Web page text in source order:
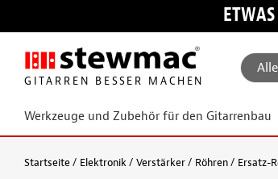
GITARREN BESSER MACHEN
Alle
Werkzeuge und Zubehör für den Gitarrenbau
Startseite Elektronik Verstärker Röhren Ersatz-